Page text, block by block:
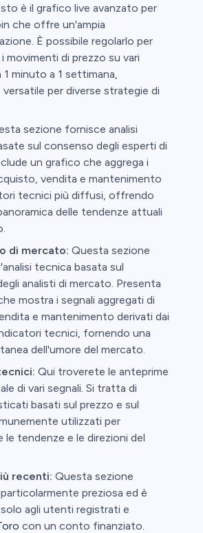
è il grafico live avanzato per
che offre un'ampia
È possibile regolarlo per
movimenti di prezzo su vari
1 minuto a 1 settimana,
per diverse strategie di
sezione fornisce analisi
sul consenso degli esperti di
un grafico che aggrega i
vendita e mantenimento
tecnici più diffusi, offrendo
delle tendenze attuali
di mercato: Questa sezione
tecnica basata sul
analisti di mercato. Presenta
mostra i segnali aggregati di
e mantenimento derivati dai
tecnici, fornendo una
dell'umore del mercato.
Qui troverete le anteprime
di vari segnali. Si tratta di
basati sul prezzo e sul
utilizzati per
le tendenze e le direzioni del
recenti: Questa sezione
preziosa ed è
agli utenti registrati e
con un conto finanziato.